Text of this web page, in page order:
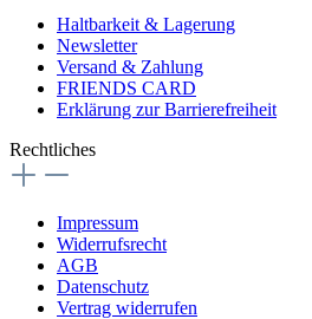
Haltbarkeit & Lagerung
Newsletter
Versand & Zahlung
FRIENDS CARD
Erklärung zur Barrierefreiheit
Rechtliches
Impressum
Widerrufsrecht
AGB
Datenschutz
Vertrag widerrufen